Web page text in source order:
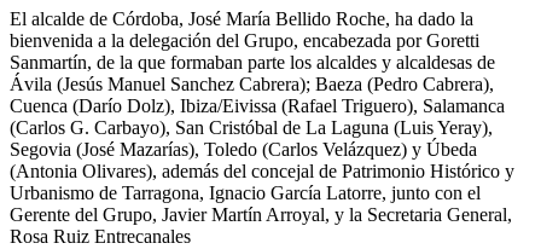
El alcalde de Córdoba, José María Bellido Roche, ha dado la
bienvenida a la delegación del Grupo, encabezada por Goretti
Sanmartín, de la que formaban parte los alcaldes y alcaldesas de
Ávila (Jesús Manuel Sanchez Cabrera); Baeza (Pedro Cabrera),
Cuenca (Darío Dolz), Ibiza/Eivissa (Rafael Triguero), Salamanca
(Carlos G. Carbayo), San Cristóbal de La Laguna (Luis Yeray),
Segovia (José Mazarías), Toledo (Carlos Velázquez) y Úbeda
(Antonia Olivares), además del concejal de Patrimonio Histórico y
Urbanismo de Tarragona, Ignacio García Latorre, junto con el
Gerente del Grupo, Javier Martín Arroyal, y la Secretaria General,
Rosa Ruiz Entrecanales